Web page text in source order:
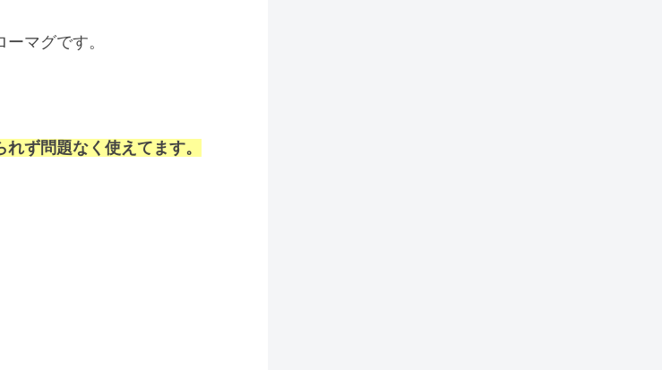
マグです。
ず問題なく使えてます。